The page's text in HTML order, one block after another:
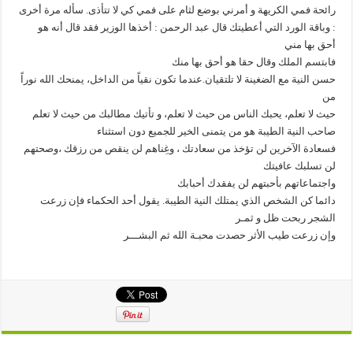
رائحة فمي الكريهة و أمرني بوضع لثام على فمي كي لا تتأذى. سأله مرة أخرى
: وباقة الورد التي أعطيتك قال عبد الرحمن : أخذها الوزير فقد قال أنه هو
أحق بها مني
فابتسم الملك وقال حقا هو أحق بها منك
حسن النية مع الضغينة لا تلتقيان.عندما تكون نقياً من الداخل، يمنحك الله نوراً
من
حيث لا تعلم، يحبك الناس من حيث لا تعلم، و تأتيك مطالبك من حيث لا تعلم
صاحب النية الطيبة هو من يتمنى الخير للجميع دون استثناء
فسعادة الآخرين لن تؤخذ من سعادتك ، وغِناهم لن ينقص من رزقك ،وصحتهم
لن تسلبك عافيتك
واجتماعاتهم بأحبتهم لن يفقدك أحبابك
دائما كن الشخص الذي يمتلك النية الطيبة. يقول أحد الحكماء فإن زرعت
الشجر ربحت ظل و ثمـر
وإن زرعت طيب الأثر حصدت محبـة الله ثم البشـــر